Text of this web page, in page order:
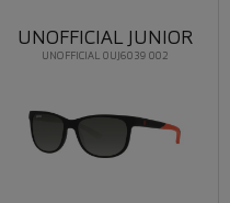
UNOFFICIAL 0UJ6039 002
UNOFFICIAL JUNIOR